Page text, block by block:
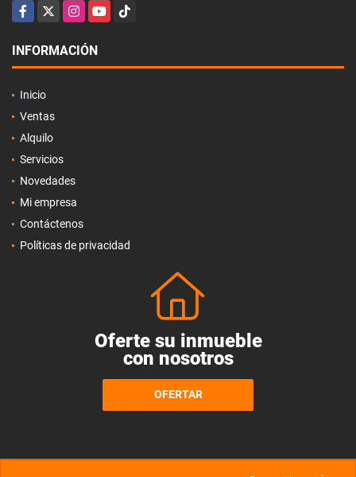
Facebook
X InstagramYouTubeTikTok
INFORMACIÓN
Inicio
Ventas
Alquilo
Servicios
Novedades
Mi empresa
Contáctenos
Políticas de privacidad
Oferte su inmueble
con nosotros
OFERTAR